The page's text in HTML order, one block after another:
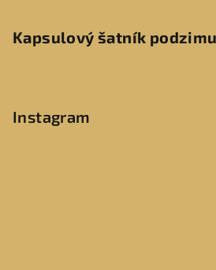
Kapsulový šatník podzimu
Instagram